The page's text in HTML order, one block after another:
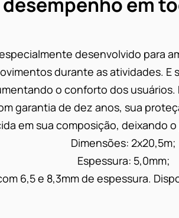
desenvolvido para
durante as atividades.
o conforto dos
garantia de dez anos, sua
em sua composição, deixando
Dimensões: 2x20,5m;
Espessura: 5,0mm;
6,5 e 8,3mm de espessura.